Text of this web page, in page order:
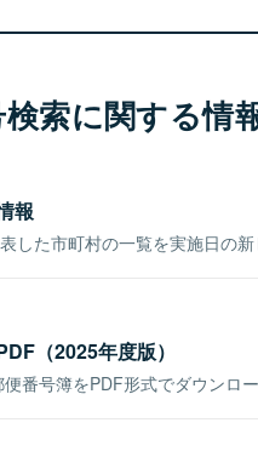
索に関する情
報
した市町村の一覧を実施日の新
（2025年度版）
番号簿をPDF形式でダウンロー